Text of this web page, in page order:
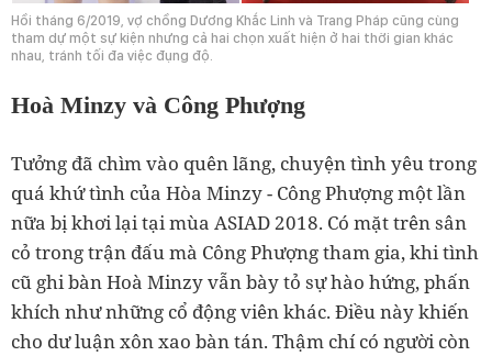
Hồi tháng 6/2019, vợ chồng Dương Khắc Linh và Trang Pháp cũng cùng
tham dự một sự kiện nhưng cả hai chọn xuất hiện ở hai thời gian khác
nhau, tránh tối đa việc đụng độ.
Hoà Minzy và Công Phượng
Tưởng đã chìm vào quên lãng, chuyện tình yêu trong
quá khứ tình của Hòa Minzy - Công Phượng một lần
nữa bị khơi lại tại mùa ASIAD 2018. Có mặt trên sân
cỏ trong trận đấu mà Công Phượng tham gia, khi tình
cũ ghi bàn Hoà Minzy vẫn bày tỏ sự hào hứng, phấn
khích như những cổ động viên khác. Điều này khiến
cho dư luận xôn xao bàn tán. Thậm chí có người còn